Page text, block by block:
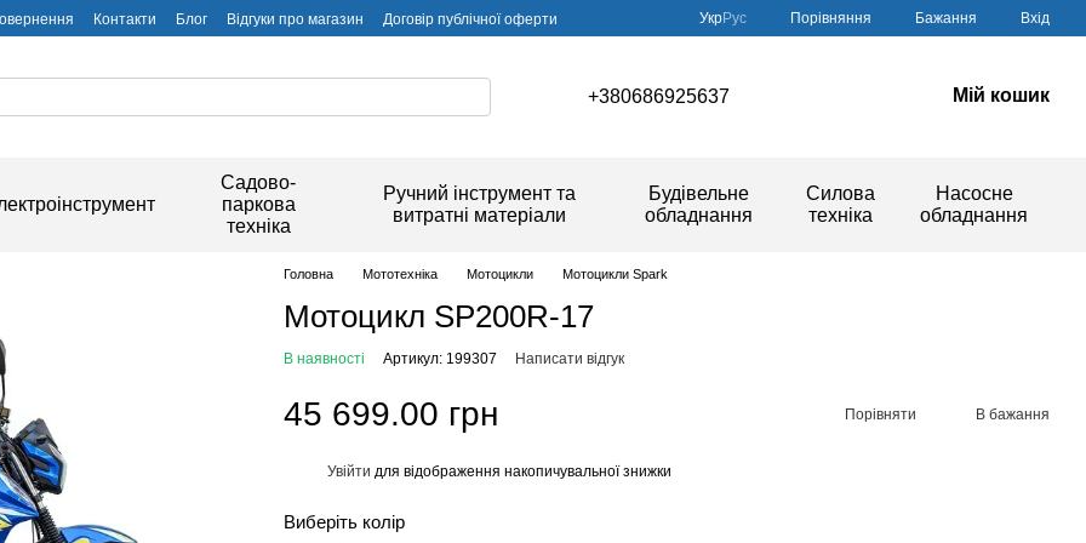
Контакти Блог Відгуки про магазин
Договір публічної оферти
УкрРус Порівняння Бажання Вхід
+380686925637 Мій кошик
Садово-
паркова
техніка
Ручний інструмент та
витратні матеріали
Будівельне
обладнання
Силова
техніка
Насосне
обладнання
Головна Мототехніка Мотоцикли Мотоцикли Spark
Мотоцикл SP200R-17
В наявності Артикул: 199307 Написати відгук
45 699.00 грн Порівняти В бажання
Увійти для відображення накопичувальної знижки
Виберіть колір